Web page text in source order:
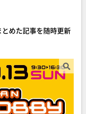
めた記事を随時更新